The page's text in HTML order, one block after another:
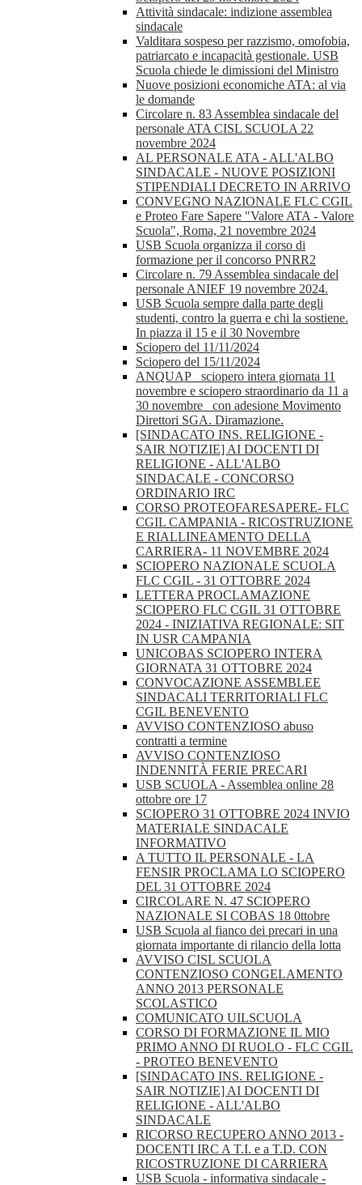
Attività sindacale: indizione assemblea
sindacale
Valditara sospeso per razzismo, omofobia,
patriarcato e incapacità gestionale. USB
Scuola chiede le dimissioni del Ministro
Nuove posizioni economiche ATA: al via
le domande
Circolare n. 83 Assemblea sindacale del
personale ATA CISL SCUOLA 22
novembre 2024
AL PERSONALE ATA - ALL'ALBO
SINDACALE - NUOVE POSIZIONI
STIPENDIALI DECRETO IN ARRIVO
CONVEGNO NAZIONALE FLC CGIL
e Proteo Fare Sapere "Valore ATA - Valore
Scuola", Roma, 21 novembre 2024
USB Scuola organizza il corso di
formazione per il concorso PNRR2
Circolare n. 79 Assemblea sindacale del
personale ANIEF 19 novembre 2024.
USB Scuola sempre dalla parte degli
studenti, contro la guerra e chi la sostiene.
In piazza il 15 e il 30 Novembre
Sciopero del 11/11/2024
Sciopero del 15/11/2024
ANQUAP_ sciopero intera giornata 11
novembre e sciopero straordinario da 11 a
30 novembre_ con adesione Movimento
Direttori SGA. Diramazione.
[SINDACATO INS. RELIGIONE -
SAIR NOTIZIE] AI DOCENTI DI
RELIGIONE - ALL'ALBO
SINDACALE - CONCORSO
ORDINARIO IRC
CORSO PROTEOFARESAPERE- FLC
CGIL CAMPANIA - RICOSTRUZIONE
E RIALLINEAMENTO DELLA
CARRIERA- 11 NOVEMBRE 2024
SCIOPERO NAZIONALE SCUOLA
FLC CGIL - 31 OTTOBRE 2024
LETTERA PROCLAMAZIONE
SCIOPERO FLC CGIL 31 OTTOBRE
2024 - INIZIATIVA REGIONALE: SIT
IN USR CAMPANIA
UNICOBAS SCIOPERO INTERA
GIORNATA 31 OTTOBRE 2024
CONVOCAZIONE ASSEMBLEE
SINDACALI TERRITORIALI FLC
CGIL BENEVENTO
AVVISO CONTENZIOSO abuso
contratti a termine
AVVISO CONTENZIOSO
INDENNITÀ FERIE PRECARI
USB SCUOLA - Assemblea online 28
ottobre ore 17
SCIOPERO 31 OTTOBRE 2024 INVIO
MATERIALE SINDACALE
INFORMATIVO
A TUTTO IL PERSONALE - LA
FENSIR PROCLAMA LO SCIOPERO
DEL 31 OTTOBRE 2024
CIRCOLARE N. 47 SCIOPERO
NAZIONALE SI COBAS 18 0ttobre
USB Scuola al fianco dei precari in una
giornata importante di rilancio della lotta
AVVISO CISL SCUOLA
CONTENZIOSO CONGELAMENTO
ANNO 2013 PERSONALE
SCOLASTICO
COMUNICATO UILSCUOLA
CORSO DI FORMAZIONE IL MIO
PRIMO ANNO DI RUOLO - FLC CGIL
- PROTEO BENEVENTO
[SINDACATO INS. RELIGIONE -
SAIR NOTIZIE] AI DOCENTI DI
RELIGIONE - ALL'ALBO
SINDACALE
RICORSO RECUPERO ANNO 2013 -
DOCENTI IRC A T.I. e a T.D. CON
RICOSTRUZIONE DI CARRIERA
USB Scuola - informativa sindacale -